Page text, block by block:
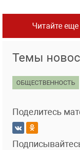
Читайте
Темы
ОБЩЕСТВЕННОСТЬ
Поделитесь